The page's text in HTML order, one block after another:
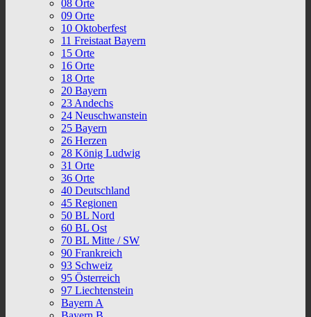
08 Orte
09 Orte
10 Oktoberfest
11 Freistaat Bayern
15 Orte
16 Orte
18 Orte
20 Bayern
23 Andechs
24 Neuschwanstein
25 Bayern
26 Herzen
28 König Ludwig
31 Orte
36 Orte
40 Deutschland
45 Regionen
50 BL Nord
60 BL Ost
70 BL Mitte / SW
90 Frankreich
93 Schweiz
95 Österreich
97 Liechtenstein
Bayern A